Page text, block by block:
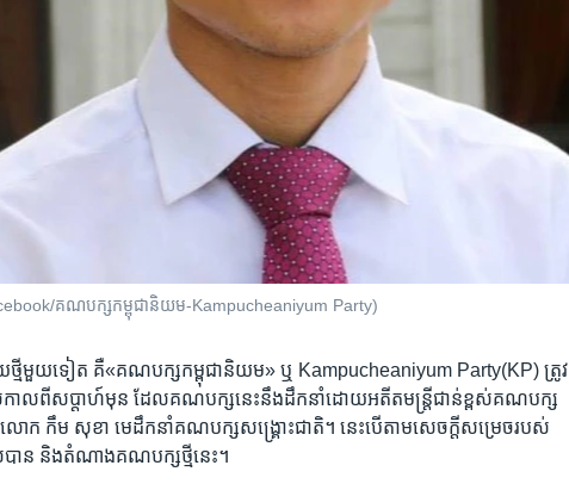
គណបក្សកម្ពុជានិយម-Kampucheaniyum Party)
មួយ​ទៀត គឺ​«គណ​បក្ស​កម្ពុជានិយម» ឬ Kampucheaniyum Party(KP) ត្រូវ​
កាល​ពី​សប្តាហ៍​មុន ដែល​គណបក្ស​នេះ​នឹង​ដឹកនាំ​ដោយ​អតីតមន្រ្តី​ជាន់​ខ្ពស់​គណ​បក្ស​
ង​លោក កឹម សុខា មេដឹកនាំ​គណបក្ស​សង្គ្រោះ​ជាតិ។ នេះ​បើ​តាម​សេចក្តី​សម្រេច​របស់​
ាន និង​តំណាង​គណបក្ស​ថ្មី​នេះ។